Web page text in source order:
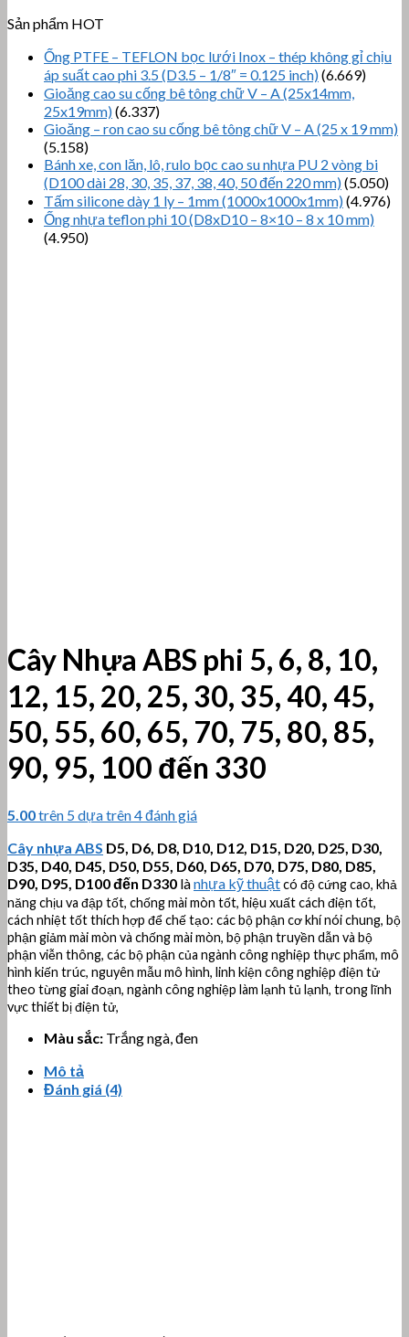
Sản phẩm HOT
Ống PTFE – TEFLON bọc lưới Inox – thép không gỉ chịu
áp suất cao phi 3.5 (D3.5 – 1/8″ = 0.125 inch)(6.669)
Gioăng cao su cống bê tông chữ V – A (25x14mm,
25x19mm)(6.337)
Gioăng – ron cao su cống bê tông chữ V – A (25 x 19 mm)
(5.158)
Bánh xe, con lăn, lô, rulo bọc cao su nhựa PU 2 vòng bi
(D100 dài 28, 30, 35, 37, 38, 40, 50 đến 220 mm)(5.050)
Tấm silicone dày 1 ly – 1mm (1000x1000x1mm)(4.976)
Ống nhựa teflon phi 10 (D8xD10 – 8×10 – 8 x 10 mm)
(4.950)
Cây Nhựa ABS phi 5, 6, 8, 10,
12, 15, 20, 25, 30, 35, 40, 45,
50, 55, 60, 65, 70, 75, 80, 85,
90, 95, 100 đến 330
5.00trên 5 dựa trên4đánh giá
Cây nhựa ABS D5, D6, D8, D10, D12, D15, D20, D25, D30,
D35, D40, D45, D50, D55, D60, D65, D70, D75, D80, D85,
D90, D95, D100 đến D330 lànhựa kỹ thuậtcó độ cứng cao, khả
năng chịu va đập tốt, chống mài mòn tốt, hiệu xuất cách điện tốt,
cách nhiệt tốt thích hợp để chế tạo: các bộ phận cơ khí nói chung, bộ
phận giảm mài mòn và chống mài mòn, bộ phận truyền dẫn và bộ
phận viễn thông, các bộ phận của ngành công nghiệp thực phẩm, mô
hình kiến ​​trúc, nguyên mẫu mô hình, linh kiện công nghiệp điện tử
theo từng giai đoạn, ngành công nghiệp làm lạnh tủ lạnh, trong lĩnh
vực thiết bị điện tử,
Màu sắc: Trắng ngà, đen
Mô tả
Đánh giá (4)